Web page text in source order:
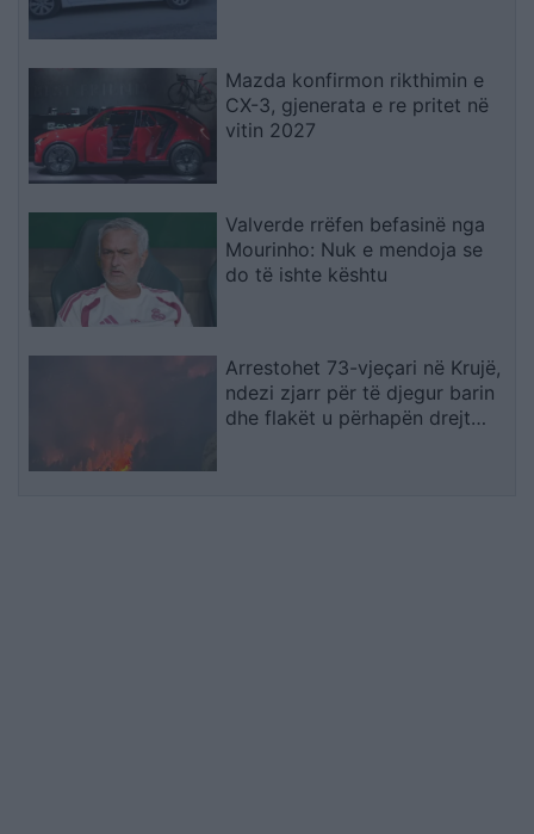
Mazda konfirmon rikthimin e
CX-3, gjenerata e re pritet në
vitin 2027
Valverde rrëfen befasinë nga
Mourinho: Nuk e mendoja se
do të ishte kështu
Arrestohet 73-vjeçari në Krujë,
ndezi zjarr për të djegur barin
dhe flakët u përhapën drejt